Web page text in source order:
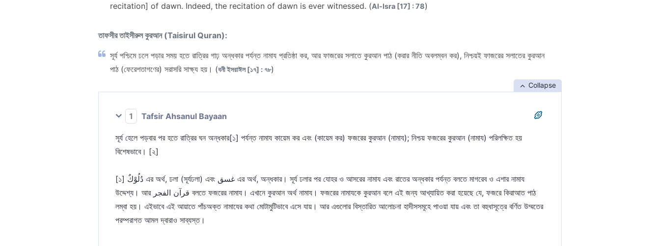
recitation] of dawn. Indeed, the recitation of dawn is ever witnessed. (Al-Isra [17] : 78)
তাফসীর তাইসীরুল কুরআন (Taisirul Quran):
সূর্য পশ্চিমে ঢলে পড়ার সময় হতে রাত্রির গাঢ় অন্ধকার পর্যন্ত নামায প্রতিষ্ঠা কর, আর ফাজরের সলাতে কুরআন পাঠ (করার নীতি অবলম্বন কর), নিশ্চয়ই ফাজরের সলাতের কুরআন
পাঠ (ফেরেশতাগণের) সরাসরি সাক্ষ্য হয়। (বনী ইসরাঈল [১৭] : ৭৮)
Collapse
1 Tafsir Ahsanul Bayaan
সূর্য হেলে পড়বার পর হতে রাত্রির ঘন অন্ধকার[১] পর্যন্ত নামায কায়েম কর এবং (কায়েম কর) ফজরের কুরআন (নামায); নিশ্চয় ফজরের কুরআন (নামায) পরিলক্ষিত হয়
বিশেষভাবে। [২]
[১] دُلُوْكٌ এর অর্থ, ঢলা (সূর্যঢলা) এবং غسق এর অর্থ, অন্ধকার। সূর্য ঢলার পর যোহর ও আসরের নামায এবং রাতের অন্ধকার পর্যন্ত বলতে মাগরেব ও এশার নামায
উদ্দেশ্য। আর قرآن الفجر বলতে ফজরের নামায। এখানে কুরআন অর্থ নামায। ফজরের নামাযকে কুরআন বলে এই জন্য আখ্যায়িত করা হয়েছে যে, ফজরে কিরাআত পাঠ
লম্বা হয়। এইভাবে এই আয়াতে পাঁচঅক্ত নামাযের কথা মোটামুটিভাবে এসে যায়। আর এগুলোর বিস্তারিত আলোচনা হাদীসসমূহে পাওয়া যায় এবং তা বহুধাসূত্রে বর্ণিত উম্মতের
পরম্পরাগত আমল দ্বারাও সাব্যস্ত।